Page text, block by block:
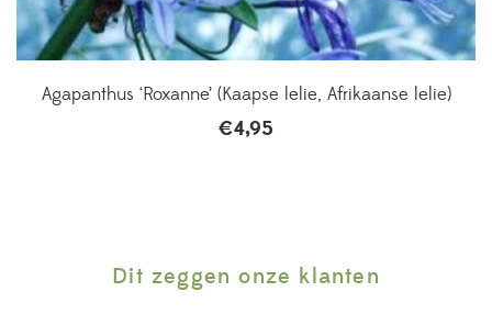
Agapanthus ‘Roxanne’ (Kaapse lelie, Afrikaanse lelie)
€4,95
Dit zeggen onze klanten